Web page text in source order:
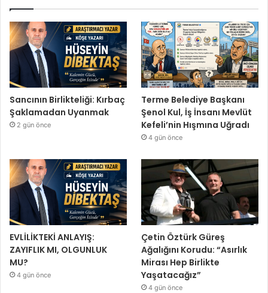
Sancının Birlikteliği: Kırbaç
Şaklamadan Uyanmak
2 gün önce
Terme Belediye Başkanı
Şenol Kul, İş İnsanı Mevlüt
Kefeli’nin Hışmına Uğradı
4 gün önce
EVLİLİKTEKİ ANLAYIŞ:
ZAYIFLIK MI, OLGUNLUK
MU?
4 gün önce
Çetin Öztürk Güreş
Ağalığını Korudu: “Asırlık
Mirası Hep Birlikte
Yaşatacağız”
4 gün önce